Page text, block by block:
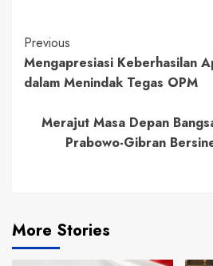
Continue
Reading
Previous
Mengapresiasi Keberhasilan
dalam Menindak Tegas OPM
Merajut Masa Depan
Prabowo-Gibran
More Stories